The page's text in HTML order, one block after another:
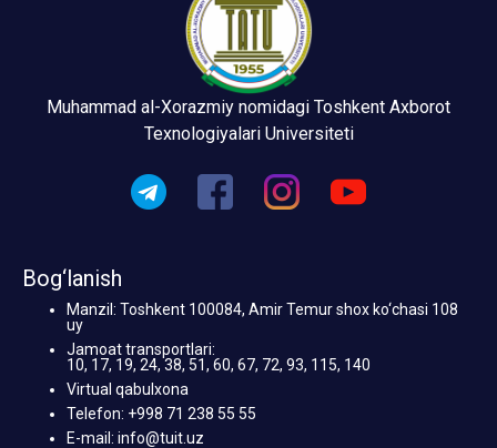
Muhammad al-Xorazmiy nomidagi Toshkent Axborot
Texnologiyalari Universiteti
Bog‘lanish
Manzil: Toshkent 100084, Amir Temur shox ko‘chasi 108
uy
Jamoat transportlari:
10, 17, 19, 24, 38, 51, 60, 67, 72, 93, 115, 140
Virtual qabulxona
Telefon: +998 71 238 55 55
E-mail: info@tuit.uz